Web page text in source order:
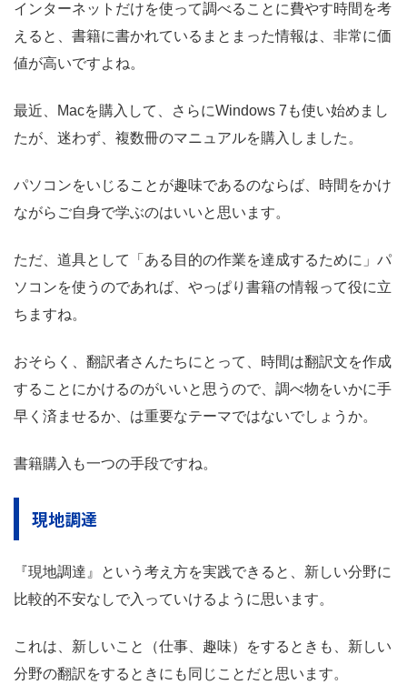
インターネットだけを使って調べることに費やす時間を考
えると、書籍に書かれているまとまった情報は、非常に価
値が高いですよね。
最近、Macを購入して、さらにWindows 7も使い始めまし
たが、迷わず、複数冊のマニュアルを購入しました。
パソコンをいじることが趣味であるのならば、時間をかけ
ながらご自身で学ぶのはいいと思います。
ただ、道具として「ある目的の作業を達成するために」パ
ソコンを使うのであれば、やっぱり書籍の情報って役に立
ちますね。
おそらく、翻訳者さんたちにとって、時間は翻訳文を作成
することにかけるのがいいと思うので、調べ物をいかに手
早く済ませるか、は重要なテーマではないでしょうか。
書籍購入も一つの手段ですね。
現地調達
『現地調達』という考え方を実践できると、新しい分野に
比較的不安なしで入っていけるように思います。
これは、新しいこと（仕事、趣味）をするときも、新しい
分野の翻訳をするときにも同じことだと思います。